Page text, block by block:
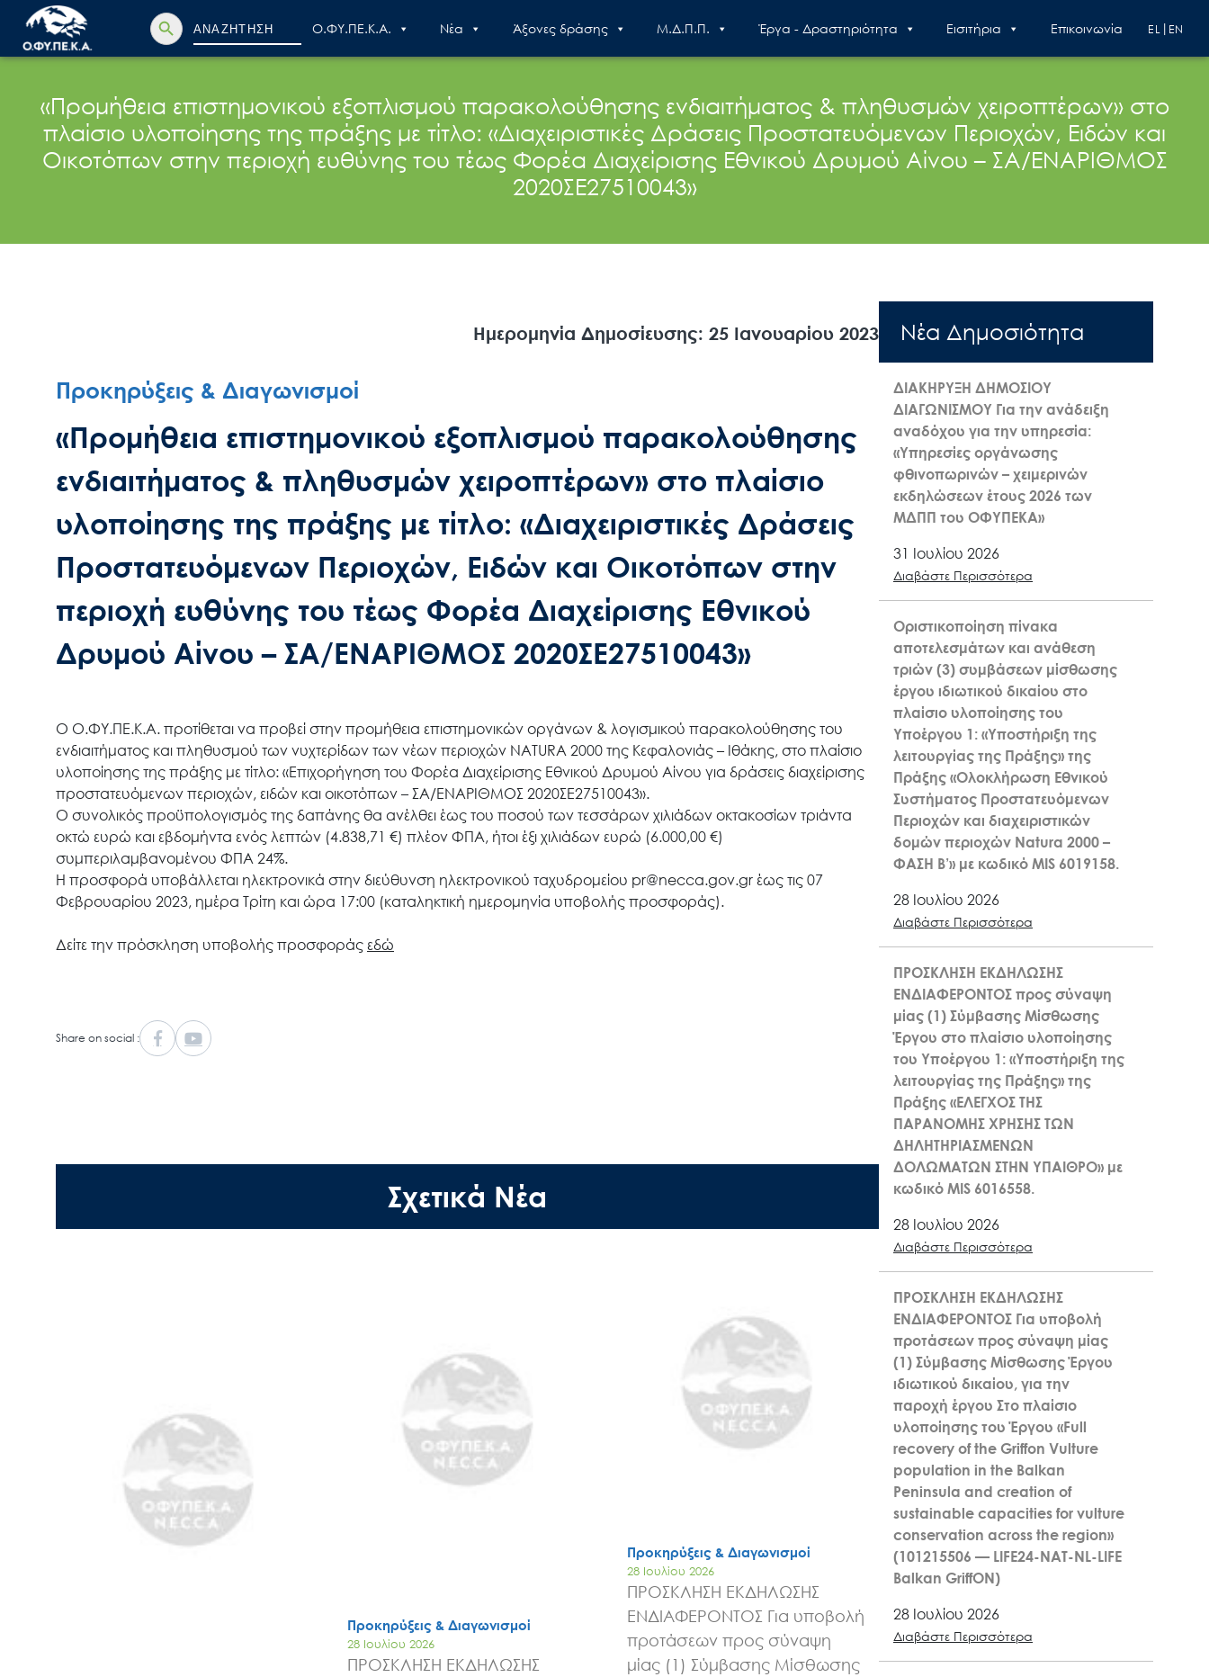
Search
for:
Search Button
Ο.ΦΥ.ΠΕ.Κ.Α. Nέα Άξονες δράσης Μ.Δ.Π.Π. Έργα - Δραστηριότητα Εισιτήρια Επικοινωνία EN
EL
Search
for:
Επικοινωνία
«Προμήθεια επιστημονικού εξοπλισμού παρακολούθησης ενδιαιτήματος & πληθυσμών χειροπτέρων» στο
πλαίσιο υλοποίησης της πράξης με τίτλο: «Διαχειριστικές Δράσεις Προστατευόμενων Περιοχών, Ειδών και
Οικοτόπων στην περιοχή ευθύνης του τέως Φορέα Διαχείρισης Εθνικού Δρυμού Αίνου – ΣΑ/ΕΝΑΡΙΘΜΟΣ
2020ΣΕ27510043»
Ημερομηνία Δημοσίευσης: 25 Ιανουαρίου 2023
Προκηρύξεις & Διαγωνισμοί
«Προμήθεια επιστημονικού εξοπλισμού παρακολούθησης
ενδιαιτήματος & πληθυσμών χειροπτέρων» στο πλαίσιο
υλοποίησης της πράξης με τίτλο: «Διαχειριστικές Δράσεις
Προστατευόμενων Περιοχών, Ειδών και Οικοτόπων στην
περιοχή ευθύνης του τέως Φορέα Διαχείρισης Εθνικού
Δρυμού Αίνου – ΣΑ/ΕΝΑΡΙΘΜΟΣ 2020ΣΕ27510043»
Ο Ο.ΦΥ.ΠΕ.Κ.Α. προτίθεται να προβεί στην προμήθεια επιστημονικών οργάνων & λογισμικού παρακολούθησης του
ενδιαιτήματος και πληθυσμού των νυχτερίδων των νέων περιοχών NATURA 2000 της Κεφαλονιάς – Ιθάκης, στο πλαίσιο
υλοποίησης της πράξης με τίτλο: «Επιχορήγηση του Φορέα Διαχείρισης Εθνικού Δρυμού Αίνου για δράσεις διαχείρισης
προστατευόμενων περιοχών, ειδών και οικοτόπων – ΣΑ/ΕΝΑΡΙΘΜΟΣ 2020ΣΕ27510043».
Ο συνολικός προϋπολογισμός της δαπάνης θα ανέλθει έως του ποσού των τεσσάρων χιλιάδων οκτακοσίων τριάντα
οκτώ ευρώ και εβδομήντα ενός λεπτών (4.838,71 €) πλέον ΦΠΑ, ήτοι έξι χιλιάδων ευρώ (6.000,00 €)
συμπεριλαμβανομένου ΦΠΑ 24%.
Η προσφορά υποβάλλεται ηλεκτρονικά στην διεύθυνση ηλεκτρονικού ταχυδρομείου pr@necca.gov.gr έως τις 07
Φεβρουαρίου 2023, ημέρα Τρίτη και ώρα 17:00 (καταληκτική ημερομηνία υποβολής προσφοράς).
Δείτε την πρόσκληση υποβολής προσφοράς εδώ
Share on social :
Σχετικά Νέα
Προκηρύξεις & Διαγωνισμοί
28 Ιουλίου 2026
ΠΡΟΣΚΛΗΣΗ ΕΚΔΗΛΩΣΗΣ
Προκηρύξεις & Διαγωνισμοί
28 Ιουλίου 2026
ΠΡΟΣΚΛΗΣΗ ΕΚΔΗΛΩΣΗΣ
ΕΝΔΙΑΦΕΡΟΝΤΟΣ Για υποβολή
προτάσεων προς σύναψη
μίας (1) Σύμβασης Μίσθωσης
Nέα Δημοσιότητα
ΔΙΑΚΗΡΥΞΗ ΔΗΜΟΣΙΟΥ
ΔΙΑΓΩΝΙΣΜΟΥ Για την ανάδειξη
αναδόχου για την υπηρεσία:
«Υπηρεσίες οργάνωσης
φθινοπωρινών – χειμερινών
εκδηλώσεων έτους 2026 των
ΜΔΠΠ του ΟΦΥΠΕΚΑ»
31 Ιουλίου 2026
Διαβάστε Περισσότερα
Οριστικοποίηση πίνακα
αποτελεσμάτων και ανάθεση
τριών (3) συμβάσεων μίσθωσης
έργου ιδιωτικού δικαίου στο
πλαίσιο υλοποίησης του
Υποέργου 1: «Υποστήριξη της
λειτουργίας της Πράξης» της
Πράξης «Ολοκλήρωση Εθνικού
Συστήματος Προστατευόμενων
Περιοχών και διαχειριστικών
δομών περιοχών Natura 2000 –
ΦΑΣΗ Β’» με κωδικό MIS 6019158.
28 Ιουλίου 2026
Διαβάστε Περισσότερα
ΠΡΟΣΚΛΗΣΗ ΕΚΔΗΛΩΣΗΣ
ΕΝΔΙΑΦΕΡΟΝΤΟΣ προς σύναψη
μίας (1) Σύμβασης Μίσθωσης
Έργου στο πλαίσιο υλοποίησης
του Υποέργου 1: «Υποστήριξη της
λειτουργίας της Πράξης» της
Πράξης «ΕΛΕΓΧΟΣ ΤΗΣ
ΠΑΡΑΝΟΜΗΣ ΧΡΗΣΗΣ ΤΩΝ
ΔΗΛΗΤΗΡΙΑΣΜΕΝΩΝ
ΔΟΛΩΜΑΤΩΝ ΣΤΗΝ ΥΠΑΙΘΡΟ» με
κωδικό MIS 6016558.
28 Ιουλίου 2026
Διαβάστε Περισσότερα
ΠΡΟΣΚΛΗΣΗ ΕΚΔΗΛΩΣΗΣ
ΕΝΔΙΑΦΕΡΟΝΤΟΣ Για υποβολή
προτάσεων προς σύναψη μίας
(1) Σύμβασης Μίσθωσης Έργου
ιδιωτικού δικαίου, για την
παροχή έργου Στο πλαίσιο
υλοποίησης του Έργου «Full
recovery of the Griffon Vulture
population in the Balkan
Peninsula and creation of
sustainable capacities for vulture
conservation across the region»
(101215506 — LIFE24-NAT-NL-LIFE
Balkan GriffON)
28 Ιουλίου 2026
Διαβάστε Περισσότερα